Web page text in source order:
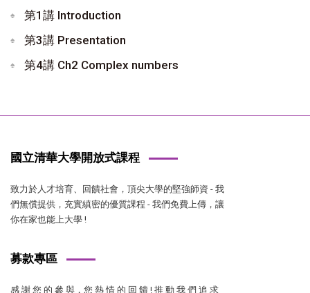
第1講 Introduction
第3講 Presentation
第4講 Ch2 Complex numbers
國立清華大學開放式課程
致力於人才培育、回饋社會，頂尖大學的堅強師資 - 我
們無償提供，充實縝密的優質課程 - 我們免費上傳，讓
你在家也能上大學 !
募款專區
感 謝 您 的 參 與，您 熱 情 的 回 饋 ! 推 動 我 們 追 求